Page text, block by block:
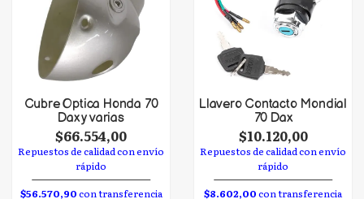
Cubre Optica Honda 70
Dax y varias
$66.554,00
Repuestos de calidad con envío
rápido
$56.570,90con transferencia
Llavero Contacto Mondial
70 Dax
$10.120,00
Repuestos de calidad con envío
rápido
$8.602,00con transferencia